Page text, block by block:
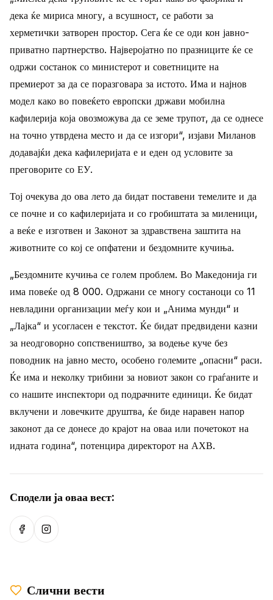
дека ќе мириса многу, а всушност, се работи за
херметички затворен простор. Сега ќе се оди кон јавно-
приватно партнерство. Најверојатно по празниците ќе се
одржи состанок со министерот и советниците на
премиерот за да се поразговара за истото. Има и најнов
модел како во повеќето европски држави мобилна
кафилерија која овозможува да се земе трупот, да се однесе
на точно утврдена место и да се изгори“, изјави Миланов
додавајќи дека кафилеријата е и еден од условите за
преговорите со ЕУ.
Тој очекува до ова лето да бидат поставени темелите и да
се почне и со кафилеријата и со гробиштата за миленици,
а веќе е изготвен и Законот за здравствена заштита на
животните со кој се опфатени и бездомните кучиња.
„Бездомните кучиња се голем проблем. Во Македонија ги
има повеќе од 8 000. Одржани се многу состаноци со 11
невладини организации меѓу кои и „Анима мунди“ и
„Лајка“ и усогласен е текстот. Ќе бидат предвидени казни
за неодговорно сопствеништво, за водење куче без
поводник на јавно место, особено големите „опасни“ раси.
Ќе има и неколку трибини за новиот закон со граѓаните и
со нашите инспектори од подрачните единици. Ќе бидат
вклучени и ловечките друштва, ќе биде наравен напор
законот да се донесе до крајот на оваа или почетокот на
идната година“, потенцира директорот на АХВ.
Сподели ја оваа вест:
Сподели на Facebook
Сподели на Instagram
Слични вести